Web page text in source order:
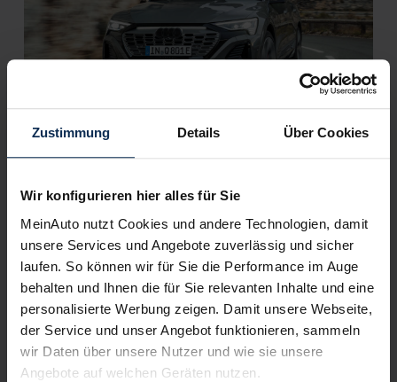
Zustimmung Details Über Cookies
Wir konfigurieren hier alles für Sie
MeinAuto nutzt Cookies und andere Technologien, damit
unsere Services und Angebote zuverlässig und sicher
laufen. So können wir für Sie die Performance im Auge
behalten und Ihnen die für Sie relevanten Inhalte und eine
personalisierte Werbung zeigen. Damit unsere Webseite,
der Service und unser Angebot funktionieren, sammeln
wir Daten über unsere Nutzer und wie sie unsere
Angebote auf welchen Geräten nutzen.
Audi Q8 e-tron (Test 2023): Modellpflege voller
Weitere Artikel im Automagazin
Suzuki Vitara Hybrid (Test 2022): Ist das Mini-SUV auch
als Hybrid quicklebendig?
Skoda Enyaq Coupe iV (Test 2022): Zurück zu den
Wurzeln des Ur-Konzepts Vision E
Audi A3 Sportback oder Limousine: Welcher Rücken
kann eher entzücken?
Suzuki S-Cross II (Test 2022): Bleibt das Kompakt-SUV